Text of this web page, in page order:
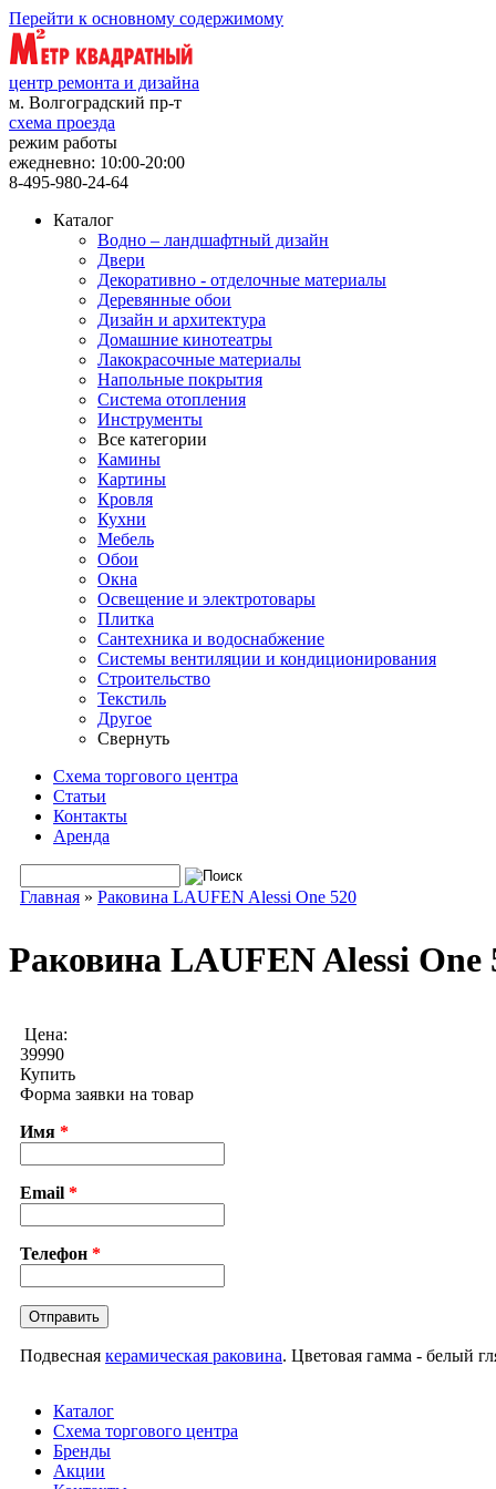
Перейти к основному содержимому
центр ремонта и дизайна
м. Волгоградский пр-т
схема проезда
режим работы
ежедневно: 10:00-20:00
8-495-980-24-64
Каталог
Водно – ландшафтный дизайн
Двери
Декоративно - отделочные материалы
Деревянные обои
Дизайн и архитектура
Домашние кинотеатры
Лакокрасочные материалы
Напольные покрытия
Система отопления
Инструменты
Все категории
Камины
Картины
Кровля
Кухни
Мебель
Обои
Окна
Освещение и электротовары
Плитка
Сантехника и водоснабжение
Системы вентиляции и кондиционирования
Строительство
Текстиль
Другое
Свернуть
Схема торгового центра
Статьи
Контакты
Аренда
Форма поиска
Главная » Раковина LAUFEN Alessi One 520
Раковина LAUFEN Alessi One
Цена:
39990
Купить
Форма заявки на товар
Имя *
Email *
Телефон *
Подвесная керамическая раковина. Цветовая гамма - белый
Каталог
Схема торгового центра
Бренды
Акции